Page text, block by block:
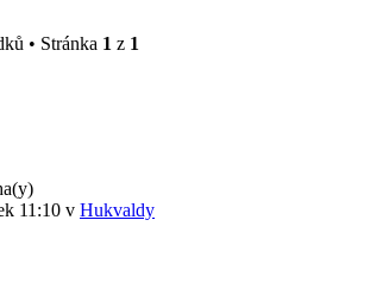
• Stránka 1 z 1
11:10 v Hukvaldy